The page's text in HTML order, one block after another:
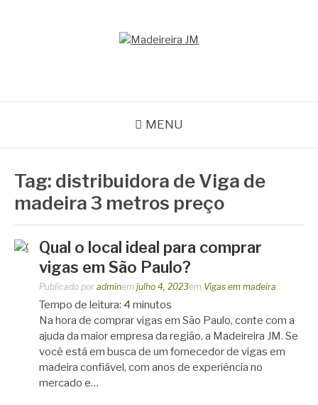
MENU
Tag: distribuidora de Viga de
madeira 3 metros preço
Qual o local ideal para comprar
vigas em São Paulo?
Publicado por adminem julho 4, 2023em Vigas em madeira
Tempo de leitura: 4 minutos
Na hora de comprar vigas em São Paulo, conte com a
ajuda da maior empresa da região, a Madeireira JM. Se
você está em busca de um fornecedor de vigas em
madeira confiável, com anos de experiência no
mercado e…